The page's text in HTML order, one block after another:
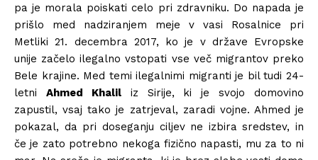
pa je morala poiskati celo pri zdravniku. Do napada je
prišlo med nadziranjem meje v vasi Rosalnice pri
Metliki 21. decembra 2017, ko je v države Evropske
unije začelo ilegalno vstopati vse več migrantov preko
Bele krajine. Med temi ilegalnimi migranti je bil tudi 24-
letni Ahmed Khaliliz Sirije, ki je svojo domovino
zapustil, vsaj tako je zatrjeval, zaradi vojne. Ahmed je
pokazal, da pri doseganju ciljev ne izbira sredstev, in
če je zato potrebno nekoga fizično napasti, mu za to ni